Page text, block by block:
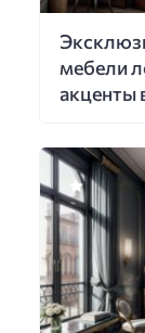
мебели
акценты